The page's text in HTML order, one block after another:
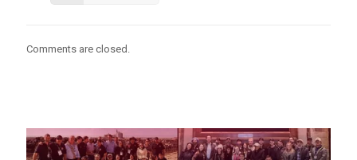
Comments are closed.